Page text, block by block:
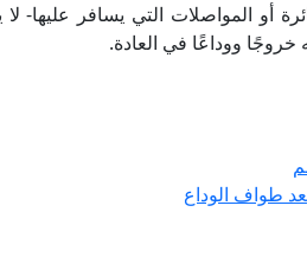
أو المواصلات التي يسافر عليها-
خروجًا ووداعًا في العادة.
طواف الوداع